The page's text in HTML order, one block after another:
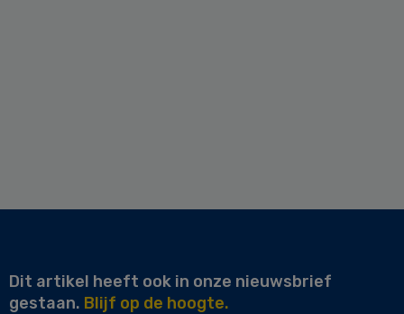
Dit artikel heeft ook in onze nieuwsbrief
gestaan. Blijf op de hoogte.